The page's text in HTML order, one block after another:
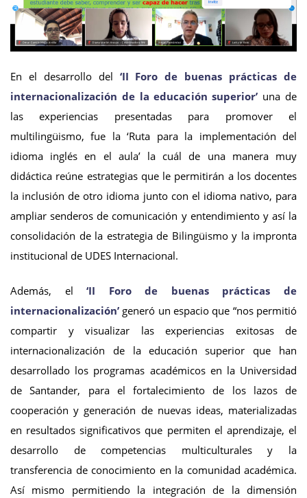
En el desarrollo del ‘II Foro de buenas prácticas de
internacionalización de la educación superior’ una de
las experiencias presentadas para promover el
multilingüismo, fue la ‘Ruta para la implementación del
idioma inglés en el aula’ la cuál de una manera muy
didáctica reúne estrategias que le permitirán a los docentes
la inclusión de otro idioma junto con el idioma nativo, para
ampliar senderos de comunicación y entendimiento y así la
consolidación de la estrategia de Bilingüismo y la impronta
institucional de UDES Internacional.
Además, el ‘II Foro de buenas prácticas de
internacionalización’ generó un espacio que “nos permitió
compartir y visualizar las experiencias exitosas de
internacionalización de la educación superior que han
desarrollado los programas académicos en la Universidad
de Santander, para el fortalecimiento de los lazos de
cooperación y generación de nuevas ideas, materializadas
en resultados significativos que permiten el aprendizaje, el
desarrollo de competencias multiculturales y la
transferencia de conocimiento en la comunidad académica.
Así mismo permitiendo la integración de la dimensión